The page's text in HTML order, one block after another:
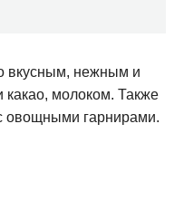
вкусным, нежным и
молоком. Также
овощными гарнирами.